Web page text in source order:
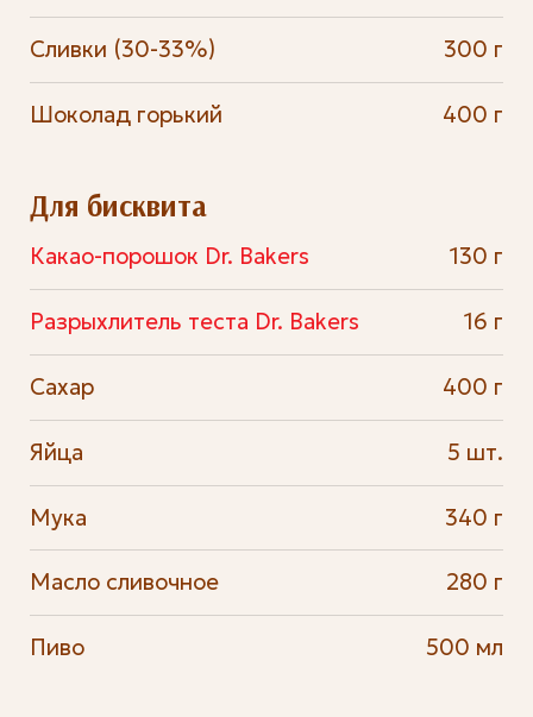
Сливки (30-33%) 300 г
Шоколад горький 400 г
Для бисквита
Какао-порошок Dr. Bakers 130 г
Разрыхлитель теста Dr. Bakers 16 г
Сахар 400 г
Яйца 5 шт.
Мука 340 г
Масло сливочное 280 г
Пиво 500 мл